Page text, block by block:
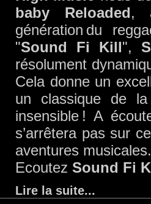
baby Reloaded,
génération du
"Sound Fi Kill",
résolument
Cela donne un
un classique de
insensible ! A
s’arrêtera pas sur
aventures musicales.
Ecoutez Sound Fi
Lire la suite...